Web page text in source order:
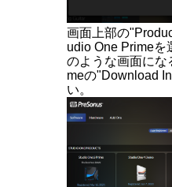
画面上部の
udio One Primeを
のような画面にな
meの"Download
い。